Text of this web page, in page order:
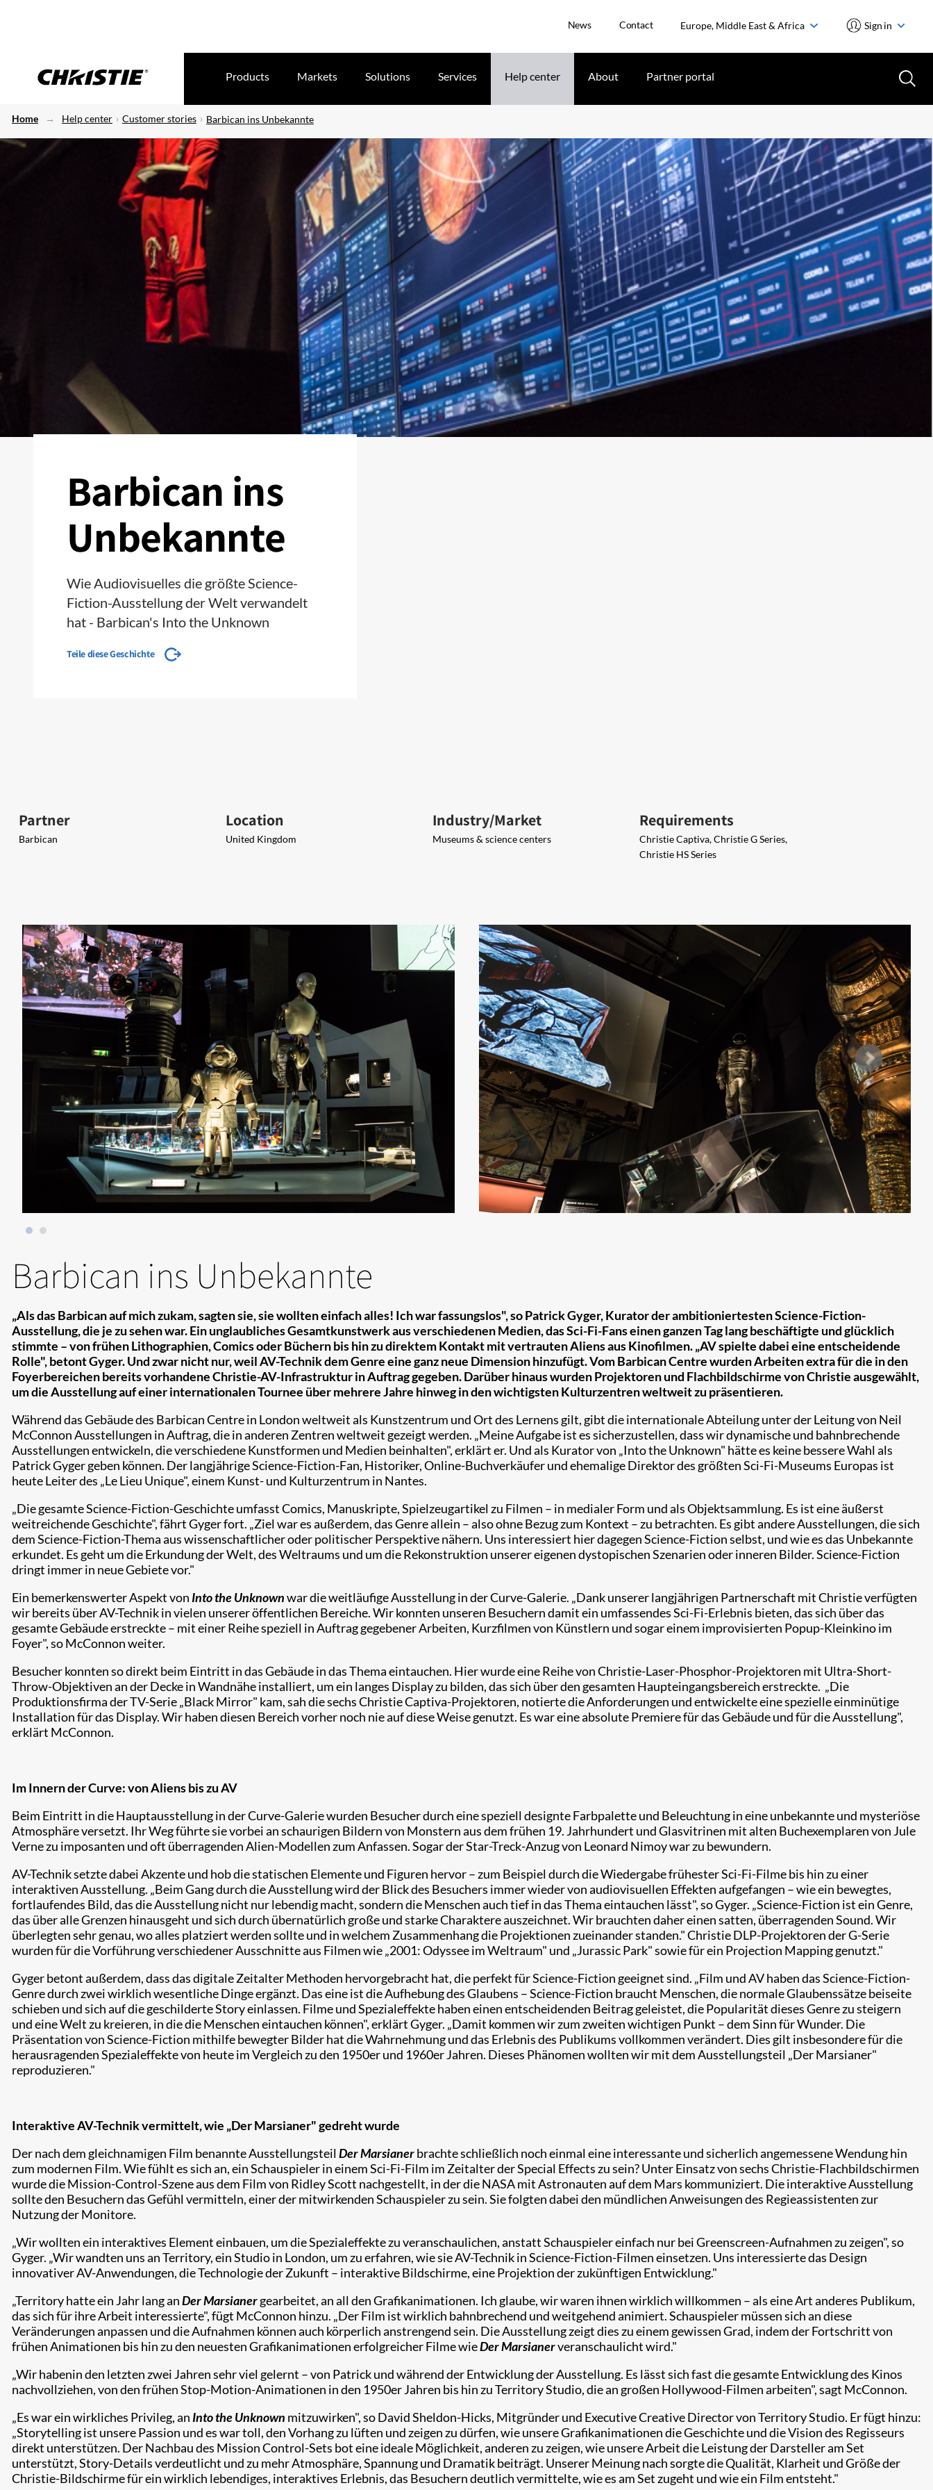
News Contact Europe, Middle East & Africa Sign in
Products Markets Solutions Services Help center About Partner portal
Home Help center Customer stories Barbican ins Unbekannte
Barbican ins
Unbekannte
Wie Audiovisuelles die größte Science-
Fiction-Ausstellung der Welt verwandelt
hat - Barbican's Into the Unknown
Teile diese Geschichte
Partner
Barbican
Location
United Kingdom
Industry/Market
Museums & science centers
Requirements
Christie Captiva, Christie G Series,
Christie HS Series
Barbican ins Unbekannte
„Als das Barbican auf mich zukam, sagten sie, sie wollten einfach alles! Ich war fassungslos", so Patrick Gyger, Kurator der ambitioniertesten Science-Fiction-
Ausstellung, die je zu sehen war. Ein unglaubliches Gesamtkunstwerk aus verschiedenen Medien, das Sci-Fi-Fans einen ganzen Tag lang beschäftigte und glücklich
stimmte – von frühen Lithographien, Comics oder Büchern bis hin zu direktem Kontakt mit vertrauten Aliens aus Kinofilmen. „AV spielte dabei eine entscheidende
Rolle", betont Gyger. Und zwar nicht nur, weil AV-Technik dem Genre eine ganz neue Dimension hinzufügt. Vom Barbican Centre wurden Arbeiten extra für die in den
Foyerbereichen bereits vorhandene Christie-AV-Infrastruktur in Auftrag gegeben. Darüber hinaus wurden Projektoren und Flachbildschirme von Christie ausgewählt,
um die Ausstellung auf einer internationalen Tournee über mehrere Jahre hinweg in den wichtigsten Kulturzentren weltweit zu präsentieren.​
Während das Gebäude des Barbican Centre in London weltweit als Kunstzentrum und Ort des Lernens gilt, gibt die internationale Abteilung unter der Leitung von Neil
McConnon Ausstellungen in Auftrag, die in anderen Zentren weltweit gezeigt werden. „Meine Aufgabe ist es sicherzustellen, dass wir dynamische und bahnbrechende
Ausstellungen entwickeln, die verschiedene Kunstformen und Medien beinhalten", erklärt er. Und als Kurator von „Into the Unknown" hätte es keine bessere Wahl als
Patrick Gyger geben können. Der langjährige Science-Fiction-Fan, Historiker, Online-Buchverkäufer und ehemalige Direktor des größten Sci-Fi-Museums Europas ist
heute Leiter des „Le Lieu Unique", einem Kunst- und Kulturzentrum in Nantes.
„Die gesamte Science-Fiction-Geschichte umfasst Comics, Manuskripte, Spielzeugartikel zu Filmen – in medialer Form und als Objektsammlung. Es ist eine äußerst
weitreichende Geschichte", fährt Gyger fort. „Ziel war es außerdem, das Genre allein – also ohne Bezug zum Kontext – zu betrachten. Es gibt andere Ausstellungen, die sich
dem Science-Fiction-Thema aus wissenschaftlicher oder politischer Perspektive nähern. Uns interessiert hier dagegen Science-Fiction selbst, und wie es das Unbekannte
erkundet. Es geht um die Erkundung der Welt, des Weltraums und um die Rekonstruktion unserer eigenen dystopischen Szenarien oder inneren Bilder. Science-Fiction
dringt immer in neue Gebiete vor."
Ein bemerkenswerter Aspekt von Into the Unknownwar die weitläufige Ausstellung in der Curve-Galerie. „Dank unserer langjährigen Partnerschaft mit Christie verfügten
wir bereits über AV-Technik in vielen unserer öffentlichen Bereiche. Wir konnten unseren Besuchern damit ein umfassendes Sci-Fi-Erlebnis bieten, das sich über das
gesamte Gebäude erstreckte – mit einer Reihe speziell in Auftrag gegebener Arbeiten, Kurzfilmen von Künstlern und sogar einem improvisierten Popup-Kleinkino im
Foyer", so McConnon weiter.
Besucher konnten so direkt beim Eintritt in das Gebäude in das Thema eintauchen. Hier wurde eine Reihe von Christie-Laser-Phosphor-Projektoren mit Ultra-Short-
Throw-Objektiven an der Decke in Wandnähe installiert, um ein langes Display zu bilden, das sich über den gesamten Haupteingangsbereich erstreckte. „Die
Produktionsfirma der TV-Serie „Black Mirror" kam, sah die sechs Christie Captiva-Projektoren, notierte die Anforderungen und entwickelte eine spezielle einminütige
Installation für das Display. Wir haben diesen Bereich vorher noch nie auf diese Weise genutzt. Es war eine absolute Premiere für das Gebäude und für die Ausstellung",
erklärt McConnon.
Im Innern der Curve: von Aliens bis zu AV
Beim Eintritt in die Hauptausstellung in der Curve-Galerie wurden Besucher durch eine speziell designte Farbpalette und Beleuchtung in eine unbekannte und mysteriöse
Atmosphäre versetzt. Ihr Weg führte sie vorbei an schaurigen Bildern von Monstern aus dem frühen 19. Jahrhundert und Glasvitrinen mit alten Buchexemplaren von Jule
Verne zu imposanten und oft überragenden Alien-Modellen zum Anfassen. Sogar der Star-Treck-Anzug von Leonard Nimoy war zu bewundern.
AV-Technik setzte dabei Akzente und hob die statischen Elemente und Figuren hervor – zum Beispiel durch die Wiedergabe frühester Sci-Fi-Filme bis hin zu einer
interaktiven Ausstellung. „Beim Gang durch die Ausstellung wird der Blick des Besuchers immer wieder von audiovisuellen Effekten aufgefangen – wie ein bewegtes,
fortlaufendes Bild, das die Ausstellung nicht nur lebendig macht, sondern die Menschen auch tief in das Thema eintauchen lässt", so Gyger. „Science-Fiction ist ein Genre,
das über alle Grenzen hinausgeht und sich durch übernatürlich große und starke Charaktere auszeichnet. Wir brauchten daher einen satten, überragenden Sound. Wir
überlegten sehr genau, wo alles platziert werden sollte und in welchem Zusammenhang die Projektionen zueinander standen." Christie DLP-Projektoren der G-Serie
wurden für die Vorführung verschiedener Ausschnitte aus Filmen wie „2001: Odyssee im Weltraum" und „Jurassic Park" sowie für ein Projection Mapping genutzt."
Gyger betont außerdem, dass das digitale Zeitalter Methoden hervorgebracht hat, die perfekt für Science-Fiction geeignet sind. „Film und AV haben das Science-Fiction-
Genre durch zwei wirklich wesentliche Dinge ergänzt. Das eine ist die Aufhebung des Glaubens – Science-Fiction braucht Menschen, die normale Glaubenssätze beiseite
schieben und sich auf die geschilderte Story einlassen. Filme und Spezialeffekte haben einen entscheidenden Beitrag geleistet, die Popularität dieses Genre zu steigern
und eine Welt zu kreieren, in die die Menschen eintauchen können", erklärt Gyger. „Damit kommen wir zum zweiten wichtigen Punkt – dem Sinn für Wunder. Die
Präsentation von Science-Fiction mithilfe bewegter Bilder hat die Wahrnehmung und das Erlebnis des Publikums vollkommen verändert. Dies gilt insbesondere für die
herausragenden Spezialeffekte von heute im Vergleich zu den 1950er und 1960er Jahren. Dieses Phänomen wollten wir mit dem Ausstellungsteil „Der Marsianer"
reproduzieren."
Interaktive AV-Technik vermittelt, wie „Der Marsianer" gedreht wurde
Der nach dem gleichnamigen Film benannte AusstellungsteilDer Marsianerbrachte schließlich noch einmal eine interessante und sicherlich angemessene Wendung hin
zum modernen Film. Wie fühlt es sich an, ein Schauspieler in einem Sci-Fi-Film im Zeitalter der Special Effects zu sein? Unter Einsatz von sechs Christie-Flachbildschirmen
wurde die Mission-Control-Szene aus dem Film von Ridley Scott nachgestellt, in der die NASA mit Astronauten auf dem Mars kommuniziert. Die interaktive Ausstellung
sollte den Besuchern das Gefühl vermitteln, einer der mitwirkenden Schauspieler zu sein. Sie folgten dabei den mündlichen Anweisungen des Regieassistenten zur
Nutzung der Monitore.
„Wir wollten ein interaktives Element einbauen, um die Spezialeffekte zu veranschaulichen, anstatt Schauspieler einfach nur bei Greenscreen-Aufnahmen zu zeigen", so
Gyger. „Wir wandten uns an Territory, ein Studio in London, um zu erfahren, wie sie AV-Technik in Science-Fiction-Filmen einsetzen. Uns interessierte das Design
innovativer AV-Anwendungen, die Technologie der Zukunft – interaktive Bildschirme, eine Projektion der zukünftigen Entwicklung."
„Territory hatte ein Jahr lang anDer Marsianergearbeitet, an all den Grafikanimationen. Ich glaube, wir waren ihnen wirklich willkommen – als eine Art anderes Publikum,
das sich für ihre Arbeit interessierte", fügt McConnon hinzu. „Der Film ist wirklich bahnbrechend und weitgehend animiert. Schauspieler müssen sich an diese
Veränderungen anpassen und die Aufnahmen können auch körperlich anstrengend sein. Die Ausstellung zeigt dies zu einem gewissen Grad, indem der Fortschritt von
frühen Animationen bis hin zu den neuesten Grafikanimationen erfolgreicher Filme wieDer Marsianerveranschaulicht wird."
„Wir habenin den letzten zwei Jahren sehr viel gelernt – von Patrick und während der Entwicklung der Ausstellung. Es lässt sich fast die gesamte Entwicklung des Kinos
nachvollziehen, von den frühen Stop-Motion-Animationen in den 1950er Jahren bis hin zu Territory Studio, die an großen Hollywood-Filmen arbeiten", sagt McConnon.
„Es war ein wirkliches Privileg, an Into the Unknown mitzuwirken", so David Sheldon-Hicks, Mitgründer und Executive Creative Director von Territory Studio. Er fügt hinzu:
„Storytelling ist unsere Passion und es war toll, den Vorhang zu lüften und zeigen zu dürfen, wie unsere Grafikanimationen die Geschichte und die Vision des Regisseurs
direkt unterstützen. Der Nachbau des Mission Control-Sets bot eine ideale Möglichkeit, anderen zu zeigen, wie unsere Arbeit die Leistung der Darsteller am Set
unterstützt, Story-Details verdeutlicht und zu mehr Atmosphäre, Spannung und Dramatik beiträgt. Unserer Meinung nach sorgte die Qualität, Klarheit und Größe der
Christie-Bildschirme für ein wirklich lebendiges, interaktives Erlebnis, das Besuchern deutlich vermittelte, wie es am Set zugeht und wie ein Film entsteht."